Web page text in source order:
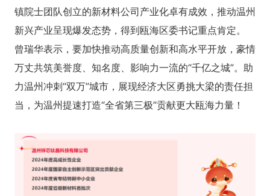
镇院士团队创立的新材料公司产业化卓有成效，推动温州
新兴产业呈现爆发态势，得到瓯海区委书记重点肯定。
曾瑞华表示，要加快推动高质量创新和高水平开放，豪情
万丈共筑美誉度、知名度、影响力一流的“千亿之城”。助
力温州冲刺“双万”城市，展现经济大区勇挑大梁的责任担
当，为温州提速打造“全省第三极”贡献更大瓯海力量！